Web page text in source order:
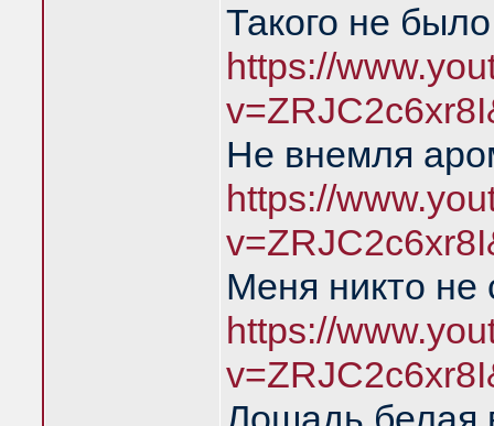
Такого не
https://
Не внемля
https://
Меня никто
https://